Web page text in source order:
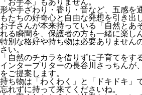
「お手本」もありません。
形や手ざわり・香り・音など、五感を
もたちの好奇心と自由な発想を引き出
お子さんが本来持っている「自然とあ
れる瞬間を、保護者の方も一緒に楽し
特別な格好や持ち物は必要ありません
さい。
「自然のチカラを借りずに子育てをす
インタープリターの長谷川さっちんが
をご提案します。
持ち物は「わくわく」と「ドキドキ」
忘れずに持って来てくださいね。